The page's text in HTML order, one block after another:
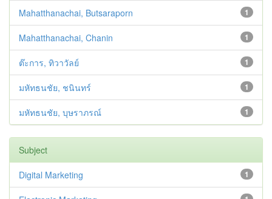
1
Mahatthanachai, Butsaraporn
1
Mahatthanachai, Chanin
1
ต๊ะการ, ทิวาวัลย์
1
มหัทธนชัย, ชนินทร์
1
มหัทธนชัย, บุษราภรณ์
Subject
1
Digital Marketing